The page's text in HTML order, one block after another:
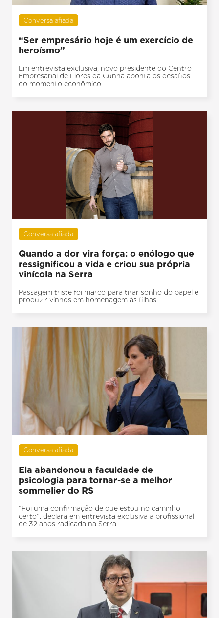
Conversa afiada
“Ser empresário hoje é um exercício de
heroísmo”
Em entrevista exclusiva, novo presidente do Centro
Empresarial de Flores da Cunha aponta os desafios
do momento econômico
Conversa afiada
Quando a dor vira força: o enólogo que
ressignificou a vida e criou sua própria
vinícola na Serra
Passagem triste foi marco para tirar sonho do papel e
produzir vinhos em homenagem às filhas
Conversa afiada
Ela abandonou a faculdade de
psicologia para tornar-se a melhor
sommelier do RS
“Foi uma confirmação de que estou no caminho
certo”, declara em entrevista exclusiva a profissional
de 32 anos radicada na Serra